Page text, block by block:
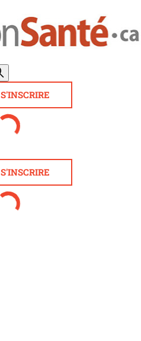
S'INSCRIRE
S'INSCRIRE